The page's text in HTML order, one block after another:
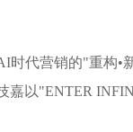
时代营销的"重构•
嘉以"ENTER